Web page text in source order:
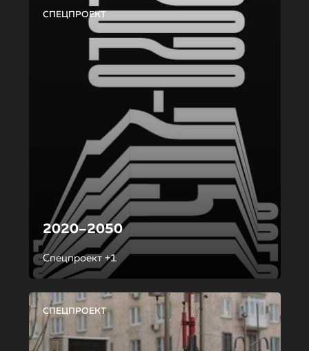
СПЕЦПРОЕКТ
2020–2050
Спецпроект +1
СПЕЦПРОЕКТ